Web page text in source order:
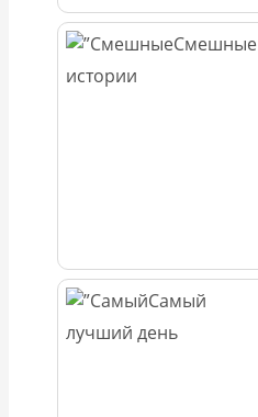
Смешные
истории
Самый
лучший день